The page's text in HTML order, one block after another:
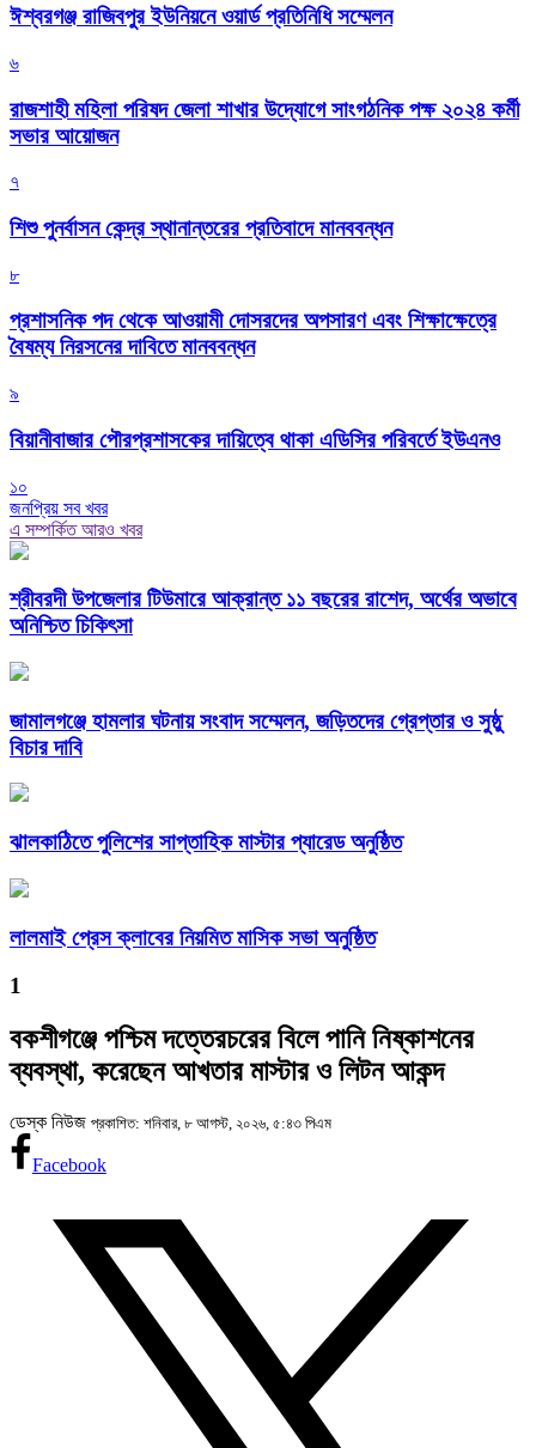
ঈশ্বরগঞ্জ রাজিবপুর ইউনিয়নে ওয়ার্ড প্রতিনিধি সম্মেলন
৬
রাজশাহী মহিলা পরিষদ জেলা শাখার উদ্যোগে সাংগঠনিক পক্ষ ২০২৪ কর্মী
সভার আয়োজন
৭
শিশু পুনর্বাসন কেন্দ্র স্থানান্তরের প্রতিবাদে মানববন্ধন
৮
প্রশাসনিক পদ থেকে আওয়ামী দোসরদের অপসারণ এবং শিক্ষাক্ষেত্রে
বৈষম্য নিরসনের দাবিতে মানববন্ধন
৯
বিয়ানীবাজার পৌরপ্রশাসকের দায়িত্বে থাকা এডিসির পরিবর্তে ইউএনও
১০
জনপ্রিয় সব খবর
এ সম্পর্কিত আরও খবর
শ্রীবরদী উপজেলার টিউমারে আক্রান্ত ১১ বছরের রাশেদ, অর্থের অভাবে
অনিশ্চিত চিকিৎসা
জামালগঞ্জে হামলার ঘটনায় সংবাদ সম্মেলন, জড়িতদের গ্রেপ্তার ও সুষ্ঠু
বিচার দাবি
‎ঝালকাঠিতে পুলিশের সাপ্তাহিক মাস্টার প্যারেড অনুষ্ঠিত
লালমাই প্রেস ক্লাবের নিয়মিত মাসিক সভা অনুষ্ঠিত
1
বকশীগঞ্জে পশ্চিম দত্তেরচরের বিলে পানি নিষ্কাশনের
ব্যবস্থা, করেছেন আখতার মাস্টার ও লিটন আকন্দ
ডেস্ক নিউজ প্রকাশিত: শনিবার, ৮ আগস্ট, ২০২৬, ৫:৪৩ পিএম
Facebook